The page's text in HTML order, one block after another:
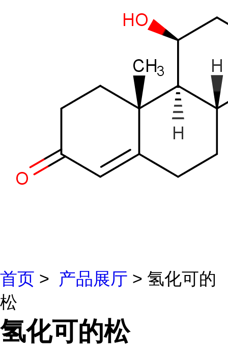
首页 > 产品展厅 > 氢化可的
松
氢化可的松